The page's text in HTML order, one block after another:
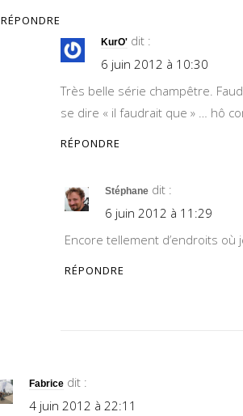
RÉPONDRE
KurO' dit :
6 juin 2012 à 10:30
Très belle série champêtre.
se dire « il faudrait que » … hô
RÉPONDRE
Stéphane dit :
6 juin 2012 à 11:29
Encore tellement d’endroits où
RÉPONDRE
Fabrice dit :
4 juin 2012 à 22:11